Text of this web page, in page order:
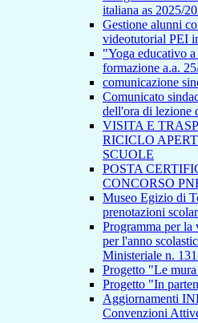
italiana as 2025/
Gestione alunni
videotutorial PEI
"Yoga educativo
formazione a.a.
comunicazione
Comunicato
dell'ora di lezione
VISITA E
RICICLO
SCUOLE
POSTA
CONCORSO
Museo Egizio di
prenotazioni
Programma per la
per l'anno
Ministeriale n.
Progetto "Le
Progetto "In
Aggiornamenti
Convenzioni